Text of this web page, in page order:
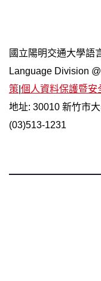
國立陽明交通大學語
Language Division
策 個人資料保護暨安
地址: 30010 新竹市
(03)513-1231